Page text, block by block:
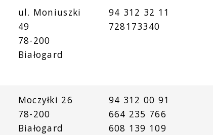
ul. Moniuszki
49
78-200
Białogard
94 312 32 11
728173340
Moczyłki 26
78-200
Białogard
94 312 00 91
664 235 766
608 139 109